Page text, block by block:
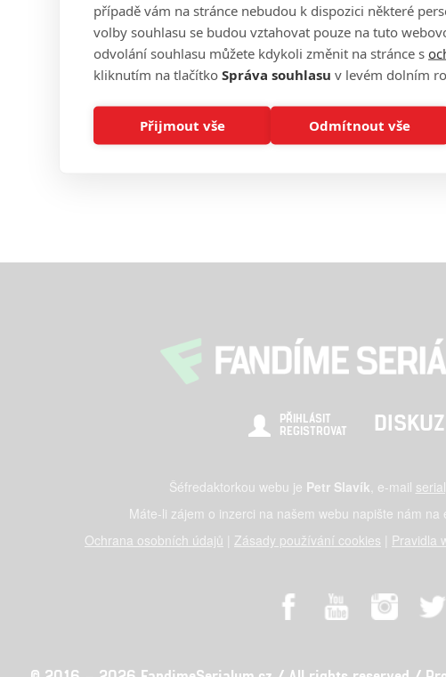
PŘIHLÁSIT
REGISTROVAT
Šéfredaktorkou webu je Petr Slavík, e-mail
Máte-li zájem o inzerci na našem webu napište nám na
Ochrana osobních údajů
Zásady používání cookies Pravidla
případě vám na stránce nebudou k dispozici některé
volby souhlasu se budou vztahovat pouze na tuto
odvolání souhlasu můžete kdykoli změnit na stránce s
kliknutím na tlačítko Správa souhlasu v levém dolním
Přijmout vše Odmítnout vše